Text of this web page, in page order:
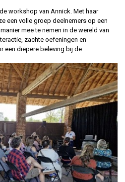
workshop van Annick. Met haar
een volle groep deelnemers op een
mee te nemen in de wereld van
zachte oefeningen en
een diepere beleving bij de